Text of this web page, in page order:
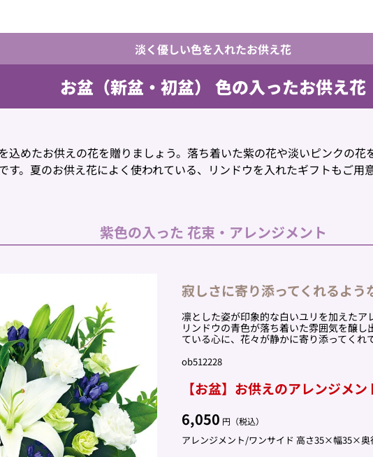
淡く優しい色を入れたお供え花
お盆（新盆・初盆） 色の入ったお供え花
込めたお供えの花を贈りましょう。落ち着いた紫の花や淡いピンクの花
す。夏のお供え花によく使われている、リンドウを入れたギフトもご用
紫色の入った 花束・アレンジメント
寂しさに寄り添ってくれるよう
凛とした姿が印象的な白いユリを加えたア
リンドウの青色が落ち着いた雰囲気を醸
ている心に、花々が静かに寄り添ってくれ
ob512228
【お盆】お供えのアレンジメン
6,050 円（税込）
アレンジメント/ワンサイド 高さ35×幅35×奥